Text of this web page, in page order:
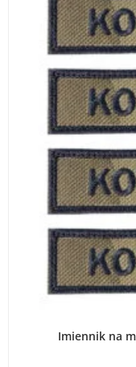
Imiennik na